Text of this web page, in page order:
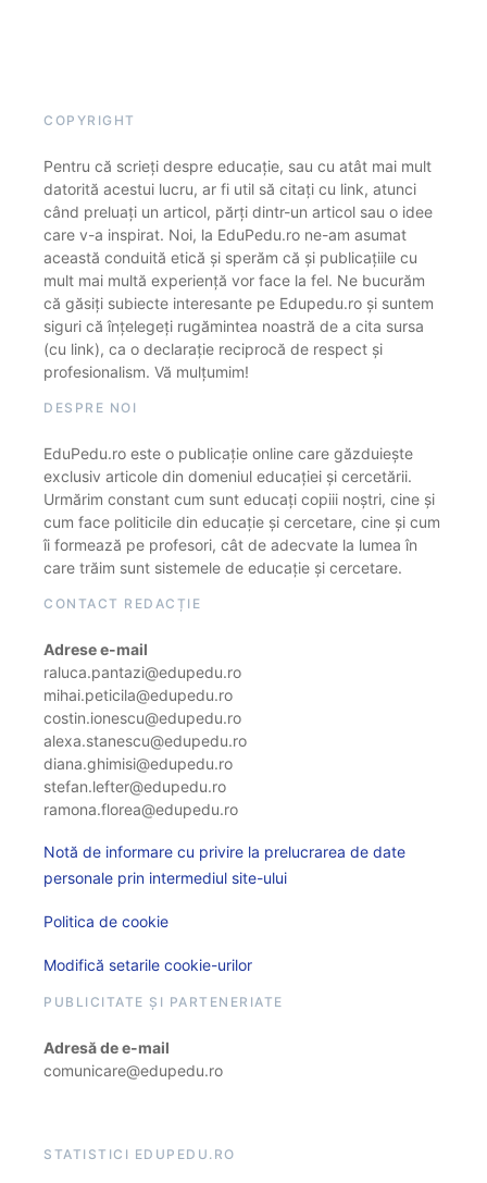
COPYRIGHT
Pentru că scrieți despre educație, sau cu atât mai mult
datorită acestui lucru, ar fi util să citați cu link, atunci
când preluați un articol, părți dintr-un articol sau o idee
care v-a inspirat. Noi, la EduPedu.ro ne-am asumat
această conduită etică și sperăm că și publicațiile cu
mult mai multă experiență vor face la fel. Ne bucurăm
că găsiți subiecte interesante pe Edupedu.ro și suntem
siguri că înțelegeți rugămintea noastră de a cita sursa
(cu link), ca o declarație reciprocă de respect și
profesionalism. Vă mulțumim!
DESPRE NOI
EduPedu.ro este o publicație online care găzduiește
exclusiv articole din domeniul educației și cercetării.
Urmărim constant cum sunt educați copiii noștri, cine și
cum face politicile din educație și cercetare, cine și cum
îi formează pe profesori, cât de adecvate la lumea în
care trăim sunt sistemele de educație și cercetare.
CONTACT REDACȚIE
Adrese e-mail
raluca.pantazi@edupedu.ro
mihai.peticila@edupedu.ro
costin.ionescu@edupedu.ro
alexa.stanescu@edupedu.ro
diana.ghimisi@edupedu.ro
stefan.lefter@edupedu.ro
ramona.florea@edupedu.ro
Notă de informare cu privire la prelucrarea de date
personale prin intermediul site-ului
Politica de cookie
Modifică setarile cookie-urilor
PUBLICITATE ȘI PARTENERIATE
Adresă de e-mail
comunicare@edupedu.ro
STATISTICI EDUPEDU.RO